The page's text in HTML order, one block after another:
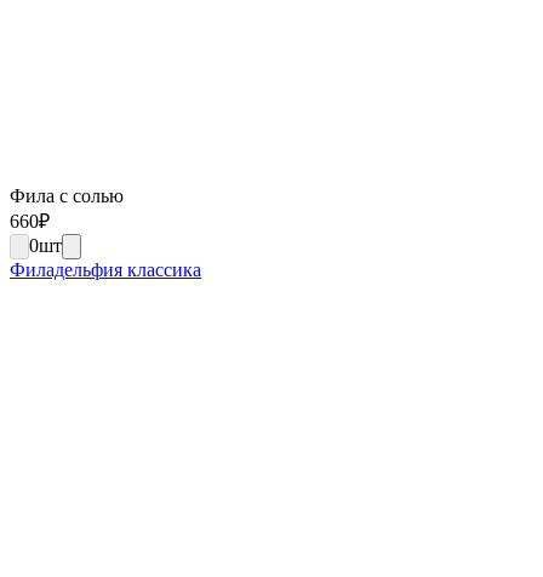
Фила с солью
660₽
0шт
Филадельфия классика